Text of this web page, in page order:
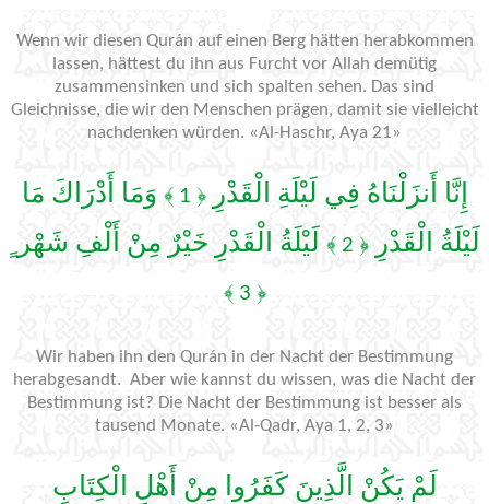
Wenn wir diesen Qurán auf einen Berg hätten herabkommen
lassen, hättest du ihn aus Furcht vor Allah demütig
zusammensinken und sich spalten sehen. Das sind
Gleichnisse, die wir den Menschen prägen, damit sie vielleicht
nachdenken würden. «Al-Haschr, Aya 21»
إِنَّا أَنزَلْنَاهُ فِي لَيْلَةِ الْقَدْرِ﴿ 1 ﴾
وَمَا أَدْرَاكَ مَا
لَيْلَةُ الْقَدْرِ﴿ 2 ﴾ لَيْلَةُ الْقَدْرِ خَيْرٌ مِنْ أَلْفِ شَهْر ٍ
﴿ 3 ﴾
Wir haben ihn den Qurán in der Nacht der Bestimmung
herabgesandt. Aber wie kannst du wissen, was die Nacht der
Bestimmung ist? Die Nacht der Bestimmung ist besser als
tausend Monate. «Al-Qadr, Aya 1, 2, 3»
لَمْ يَكُنْ الَّذِينَ كَفَرُوا مِنْ أَهْلِ الْكِتَابِ